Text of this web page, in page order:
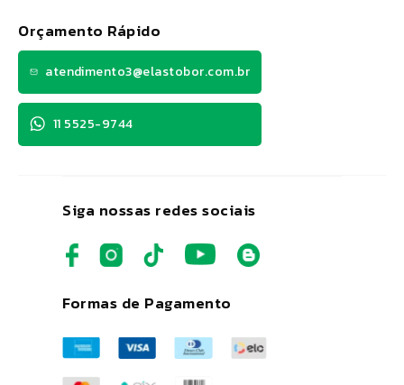
Siga nossas redes sociais
Formas de Pagamento
Orçamento Rápido
atendimento3@elastobor.com.br
11 5525-9744